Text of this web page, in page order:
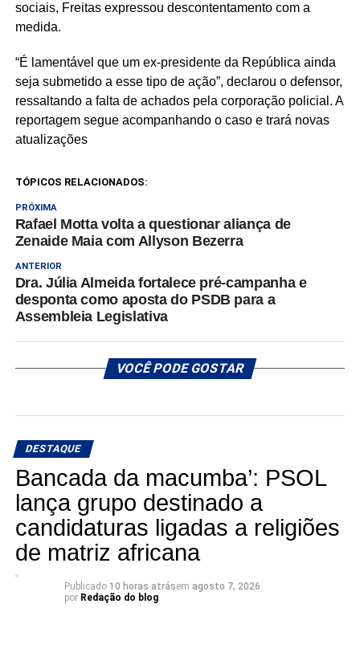
sociais, Freitas expressou descontentamento com a
medida.
“É lamentável que um ex-presidente da República ainda
seja submetido a esse tipo de ação”, declarou o defensor,
ressaltando a falta de achados pela corporação policial. A
reportagem segue acompanhando o caso e trará novas
atualizações
TÓPICOS RELACIONADOS:
PRÓXIMA
Rafael Motta volta a questionar aliança de
Zenaide Maia com Allyson Bezerra
ANTERIOR
Dra. Júlia Almeida fortalece pré-campanha e
desponta como aposta do PSDB para a
Assembleia Legislativa
VOCÊ PODE GOSTAR
DESTAQUE
Bancada da macumba’: PSOL
lança grupo destinado a
candidaturas ligadas a religiões
de matriz africana
Publicado 10 horas atrásem agosto 7, 2026
por Redação do blog